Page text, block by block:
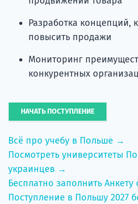
Разработка концепций,
повысить продажи
Мониторинг
конкурентных
НАЧАТЬ ПОСТУПЛЕНИЕ
Всё про учебу в Польше →
Посмотреть университеты
украинцев →
Бесплатно заполнить Анкету
Поступление в Польшу 2027